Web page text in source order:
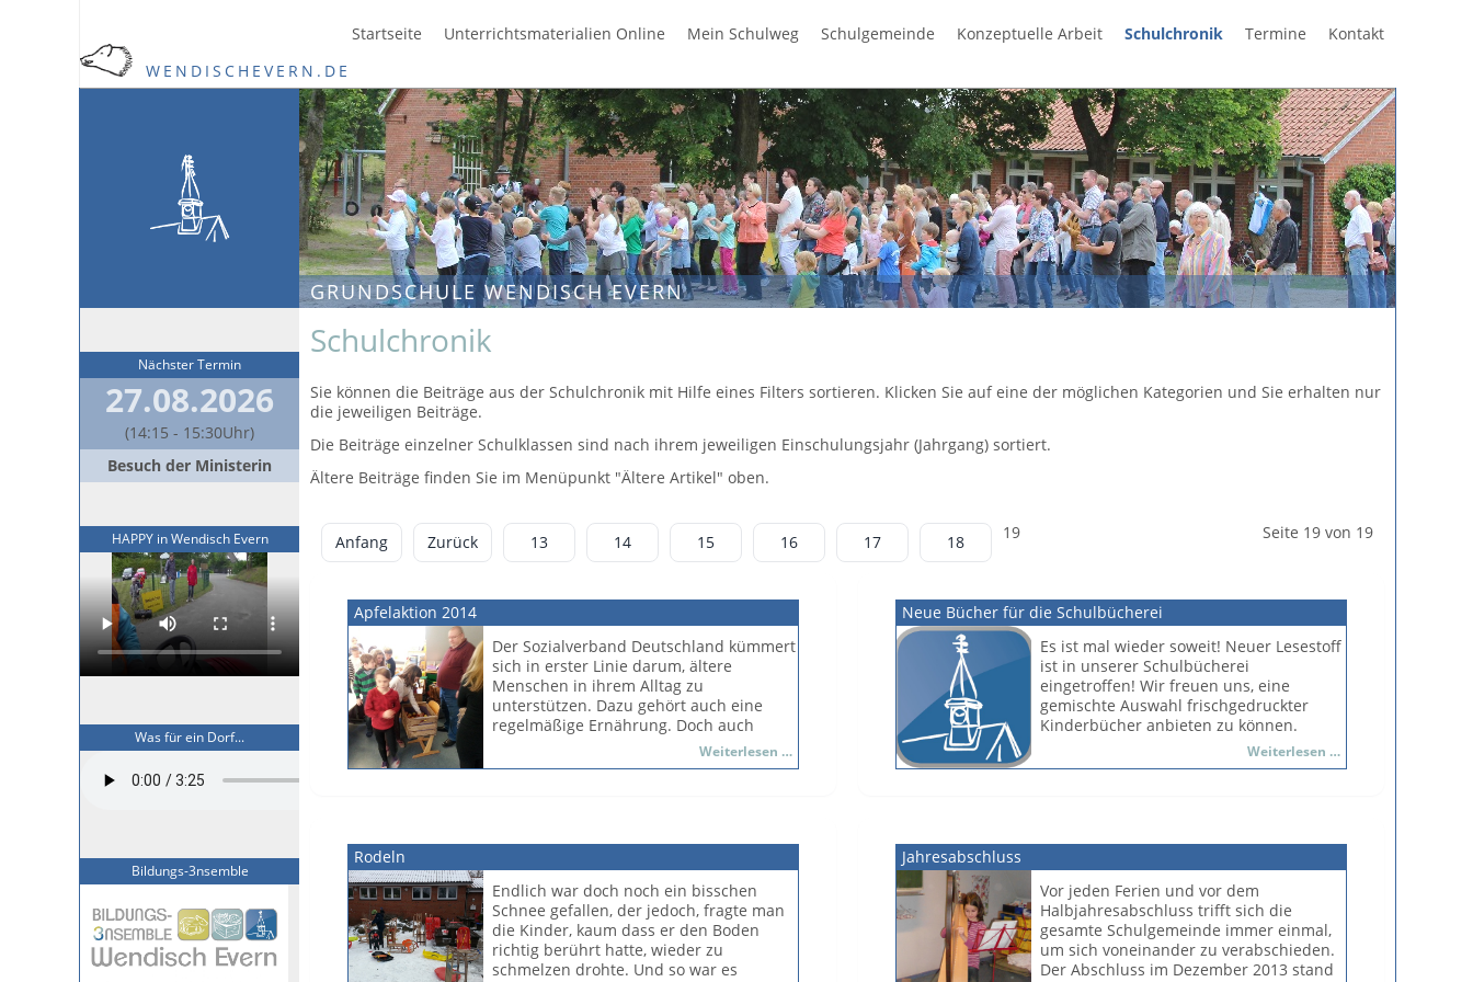
Kontakt
Termine
Schulchronik
Konzeptuelle Arbeit
Schulgemeinde
Mein Schulweg
Unterrichtsmaterialien Online
Startseite
WENDISCHEVERN.DE
GRUNDSCHULE WENDISCH EVERN
Nächster Termin
27.08.2026
(14:15 - 15:30Uhr)
Besuch der Ministerin
HAPPY in Wendisch Evern
Was für ein Dorf...
Bildungs-3nsemble
Schulchronik
Sie können die Beiträge aus der Schulchronik mit Hilfe eines Filters sortieren. Klicken Sie auf eine der möglichen Kategorien und Sie erhalten nur
die jeweiligen Beiträge.
Die Beiträge einzelner Schulklassen sind nach ihrem jeweiligen Einschulungsjahr (Jahrgang) sortiert.
Ältere Beiträge finden Sie im Menüpunkt "Ältere Artikel" oben.
Anfang Zurück 13 14 15 16 17 18 19 Seite 19 von 19
Apfelaktion 2014
Der Sozialverband Deutschland kümmert
sich in erster Linie darum, ältere
Menschen in ihrem Alltag zu
unterstützen. Dazu gehört auch eine
regelmäßige Ernährung. Doch auch
Kinder unterstützen die ehrenamtlich
arbeitenden gern, denn Kinder
Ortsverbandes bei uns in der
brachten für jeden Schüler einen Apfel
mit.
Weiterlesen …
2014
Neue Bücher für die Schulbücherei
Es ist mal wieder soweit! Neuer Lesestoff
ist in unserer Schulbücherei
eingetroffen! Wir freuen uns, eine
gemischte Auswahl frischgedruckter
Kinderbücher anbieten zu können.
Mit dabei sind: Der kleine Drache
Für die Abenteurer unter euch, bieten
wir mit der Reihe Labyrinth der
Geheimnisse von Matthias von Bornstädt
die richtige Unterhaltung. Phil, Jago und
Karoline entdecken ein Labyrinth unter
Weiterlesen …
Bücher
Rodeln
Endlich war doch noch ein bisschen
Schnee gefallen, der jedoch, fragte man
die Kinder, kaum dass er den Boden
richtig berührt hatte, wieder zu
schmelzen drohte. Und so war es
Jahresabschluss
Vor jeden Ferien und vor dem
Halbjahresabschluss trifft sich die
gesamte Schulgemeinde immer einmal,
um sich voneinander zu verabschieden.
Der Abschluss im Dezember 2013 stand